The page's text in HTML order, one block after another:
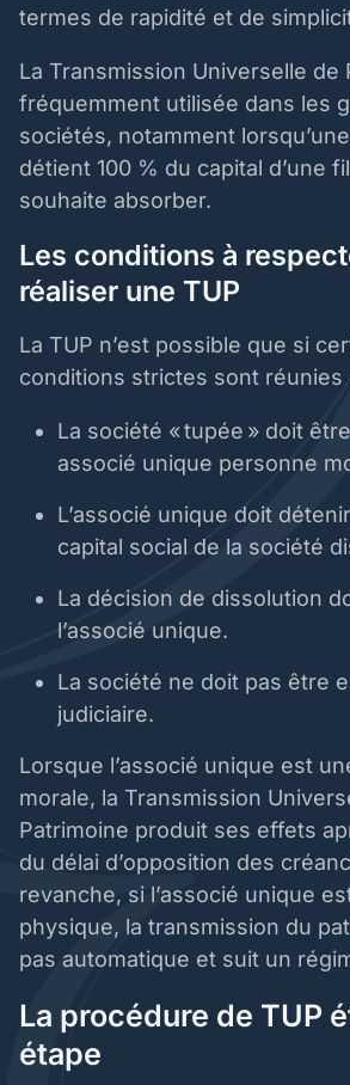
termes de rapidité et de
La Transmission Universelle de
fréquemment utilisée dans les
sociétés, notamment
détient 100 % du capital d’une
souhaite absorber.
Les conditions à
réaliser une TUP
La TUP n’est possible que si
conditions strictes sont réunies
La société « tupée » doit
associé unique personne
L’associé unique doit
capital social de la société
La décision de dissolution
l’associé unique.
La société ne doit pas être
judiciaire.
Lorsque l’associé unique est
morale, la Transmission
Patrimoine produit ses effets
du délai d’opposition des
revanche, si l’associé unique
physique, la transmission du
pas automatique et suit un
La procédure de TUP
étape